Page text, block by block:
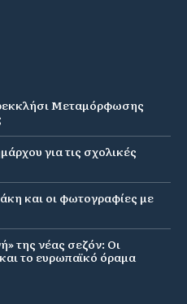
Μεταμόρφωσης
για τις σχολικές
και οι φωτογραφίες με
της νέας σεζόν: Οι
το ευρωπαϊκό όραμα